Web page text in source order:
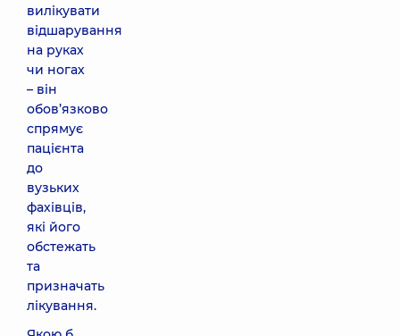
вилікувати
відшарування
на руках
чи ногах
– він
обов’язково
спрямує
пацієнта
до
вузьких
фахівців,
які його
обстежать
та
призначать
лікування.